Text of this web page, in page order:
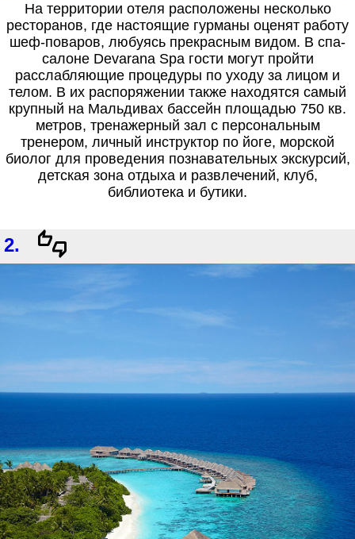
На территории отеля расположены несколько
ресторанов, где настоящие гурманы оценят работу
шеф-поваров, любуясь прекрасным видом. В спа-
салоне Devarana Spa гости могут пройти
расслабляющие процедуры по уходу за лицом и
телом. В их распоряжении также находятся самый
крупный на Мальдивах бассейн площадью 750 кв.
метров, тренажерный зал с персональным
тренером, личный инструктор по йоге, морской
биолог для проведения познавательных экскурсий,
детская зона отдыха и развлечений, клуб,
библиотека и бутики.
2.